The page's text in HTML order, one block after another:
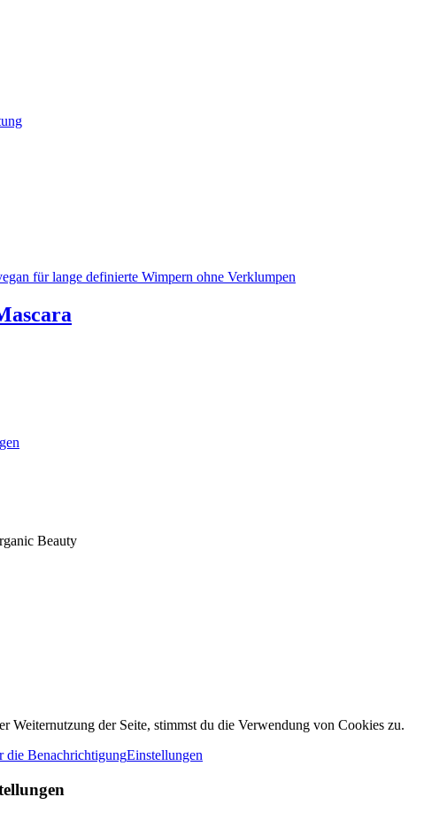
Beauty
Weiternutzung der Seite, stimmst du die Verwendung von Cookies zu.
die BenachrichtigungEinstellungen